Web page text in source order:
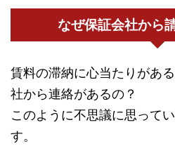
なぜ保証会社から
賃料の滞納に心当たりがあ
社から連絡があるの？
このように不思議に思って
す。